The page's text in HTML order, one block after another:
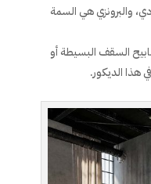
والبرونزي هي السمة
السقف البسيطة أو
هذا الديكور.